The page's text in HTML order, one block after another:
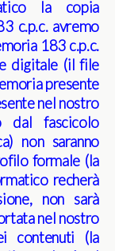
la copia
c.p.c. avremo
183 c.p.c.
digitale (il file
presente
nel nostro
dal fascicolo
non saranno
formale (la
recherà
non sarà
nel nostro
contenuti (la